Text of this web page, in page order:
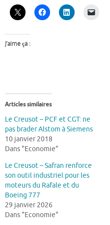
J’aime ça :
Articles similaires
Le Creusot – PCF et CGT: ne
pas brader Alstom à Siemens
10 janvier 2018
Dans "Economie"
Le Creusot – Safran renforce
son outil industriel pour les
moteurs du Rafale et du
Boeing 777
29 janvier 2026
Dans "Economie"